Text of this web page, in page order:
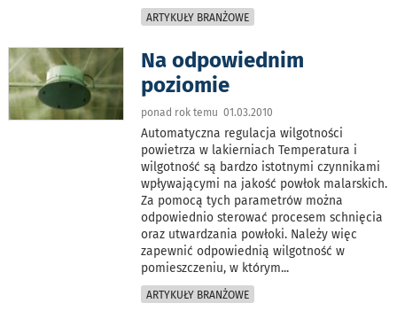
ARTYKUŁY BRANŻOWE
Na odpowiednim
poziomie
ponad rok temu 01.03.2010
Automatyczna regulacja wilgotności
powietrza w lakierniach Temperatura i
wilgotność są bardzo istotnymi czynnikami
wpływającymi na jakość powłok malarskich.
Za pomocą tych parametrów można
odpowiednio sterować procesem schnięcia
oraz utwardzania powłoki. Należy więc
zapewnić odpowiednią wilgotność w
pomieszczeniu, w którym...
ARTYKUŁY BRANŻOWE